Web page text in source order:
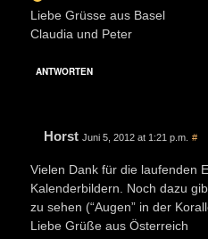
Liebe Grüsse aus Basel
Claudia und Peter
ANTWORTEN
Horst Juni 5, 2012 at 1:21 p.m. #
Vielen Dank für die laufenden
Kalenderbildern. Noch dazu
zu sehen (“Augen” in der
Liebe Grüße aus Österreich